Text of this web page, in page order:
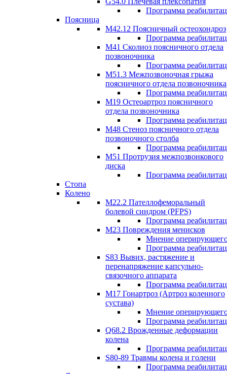
Программа
Поясница
М42.12 Поясничный остеохондроз
Программа
М41 Сколиоз поясничного отдела
позвоночника
Программа
M51.3 Межпозвоночная грыжа
поясничного отдела позвоночника
Программа
М19 Остеоартроз поясничного
отдела позвоночника
Программа
M48 Стеноз поясничного отдела
позвоночного столба
Программа
М51 Протрузия межпозвонкового
диска
Программа
Стопа
Колено
М22.2 Пателлофеморальный
болевой синдром (PFPS)
Программа
М23 Повреждения менисков
Мнение
Программа
S83 Вывих, растяжение и
перенапряжение капсульно-
связочного аппарата
Программа
М17 Гонартроз (Артроз коленного
сустава)
Мнение
Программа
Q68.2 Врожденные деформации
колена
Программа
S80-89 Травмы колена и голени
Программа